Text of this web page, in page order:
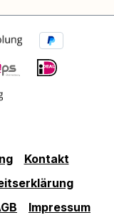
Kontakt
Impressum